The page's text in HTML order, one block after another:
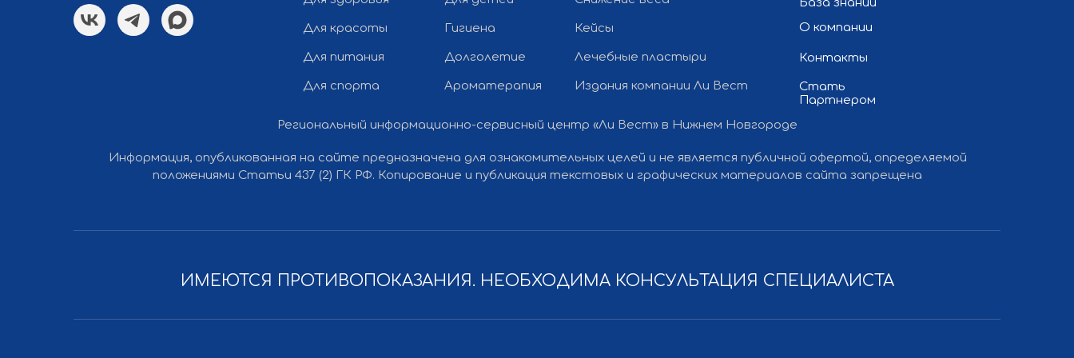
База знаний
О компании
Контакты
Стать
Партнером
Региональный информационно-сервисный центр «Ли Вест» в Нижнем Новгороде
Информация, опубликованная на сайте предназначена для ознакомительных целей и не является публичной офертой, определяемой
положениями Статьи 437 (2) ГК РФ. Копирование и публикация текстовых и графических материалов сайта запрещена
Кейсы
Лечебные пластыри
Издания компании Ли Вест
Гигиена
Долголетие
Ароматерапия
Для красоты
Для питания
Для спорта
ИМЕЮТСЯ ПРОТИВОПОКАЗАНИЯ. НЕОБХОДИМА КОНСУЛЬТАЦИЯ СПЕЦИАЛИСТА
Все права защищены © 2012-2026 Ли Вест НН Политика конфиденциальности — «Полдень»
Разработка и продвижение сайта